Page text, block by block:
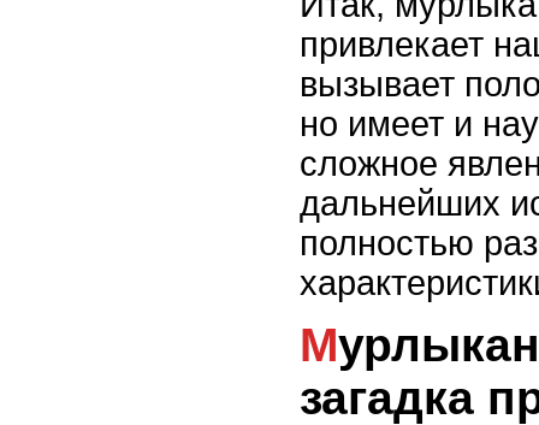
привлекает
вызывает
но имеет и
сложное
дальнейших
полностью
Мурлыканье кошек:
загадка